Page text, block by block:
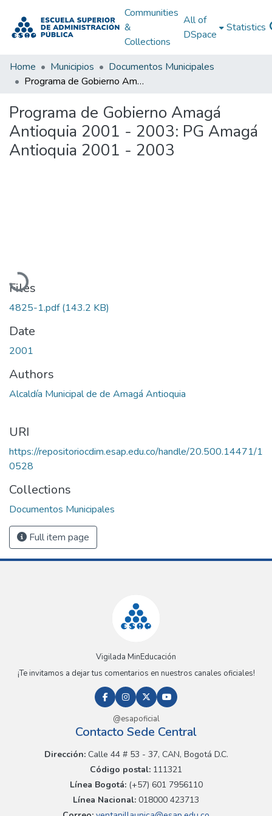
Communities
&
Collections
All of
DSpace
Statistics
Home Municipios
Documentos Municipales
Programa de Gobierno Amagá Antioquia 2001 - 2003: PG Amagá Antioquia 2001 - 2003
Programa de Gobierno Amagá
Antioquia 2001 - 2003: PG Amagá
Antioquia 2001 - 2003
Loading...
Files
4825-1.pdf(143.2 KB)
Date
2001
Authors
Alcaldía Municipal de de Amagá Antioquia
URI
https://repositoriocdim.esap.edu.co/handle/20.500.14471/1
0528
Collections
Documentos Municipales
Full item page
Vigilada MinEducación
¡Te invitamos a dejar tus comentarios en nuestros canales oficiales!
@esapoficial
Contacto Sede Central
Dirección:Calle 44 # 53 - 37, CAN, Bogotá D.C.
Código postal: 111321
Línea Bogotá:(+57) 601 7956110
Línea Nacional: 018000 423713